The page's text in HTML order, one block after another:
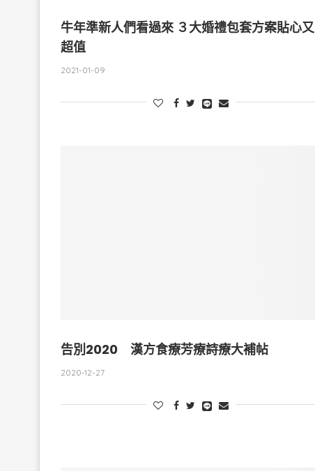
牛年準新人們看過來 ３大婚禮包套方案貼心又
超值
2021-01-09
告別2020 漢方食療芳療詩療大補帖
2020-12-27